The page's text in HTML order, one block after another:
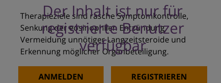
Der Inhalt ist nur für
registrierte Benutzer
verfügbar
ANMELDEN REGISTRIEREN
Therapieziele sind rasche Symptomkontrolle,
Senkung der eosinophilen Entzündung,
Vermeidung unnötiger Langzeitsteroide und
Erkennung möglicher Organbeteiligung.
Erstlinie